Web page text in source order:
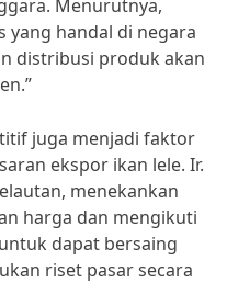
Menurutnya,
yang handal di negara
distribusi produk akan
juga menjadi faktor
ekspor ikan lele. Ir.
menekankan
harga dan mengikuti
dapat bersaing
riset pasar secara